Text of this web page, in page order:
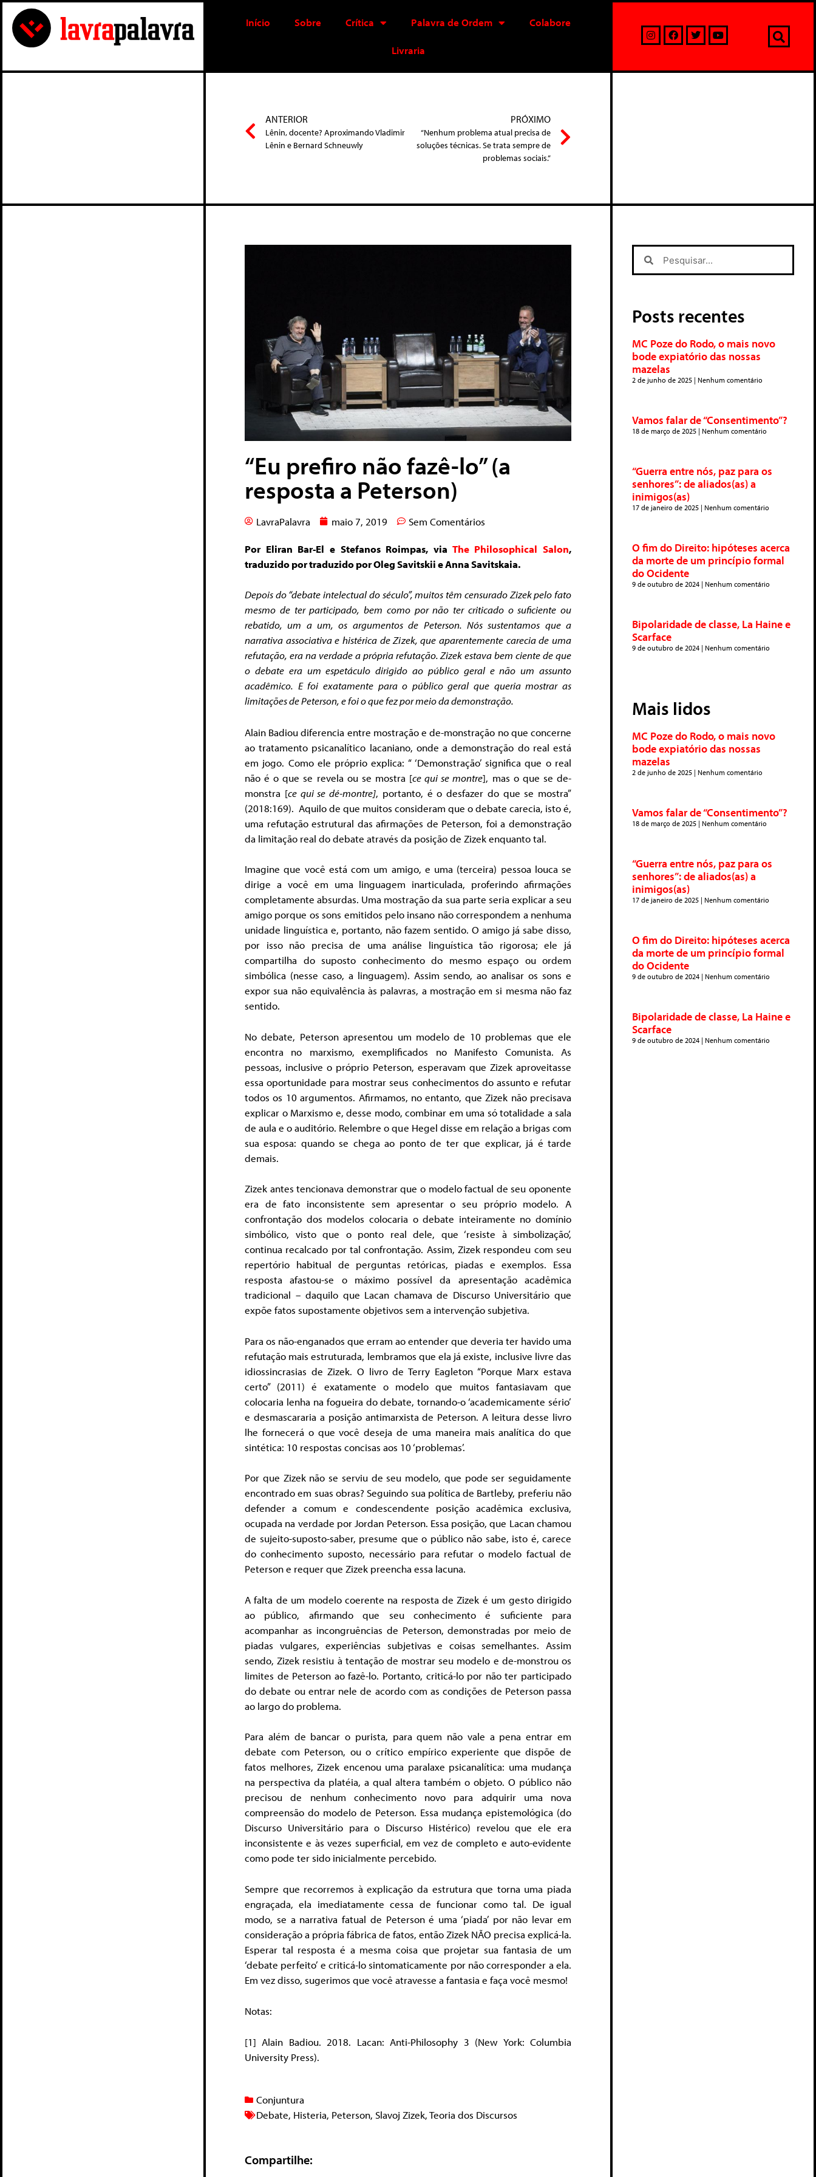
Início Sobre Crítica Palavra de Ordem Colabore
Livraria
ANTERIOR
Lênin, docente? Aproximando Vladimir
Lênin e Bernard Schneuwly
PRÓXIMO
“Nenhum problema atual precisa de
soluções técnicas. Se trata sempre de
problemas sociais.”
“Eu prefiro não fazê-lo” (a
resposta a Peterson)
LavraPalavra maio 7, 2019 Sem Comentários
Por Eliran Bar-El e Stefanos Roimpas, via The Philosophical Salon,
traduzido por traduzido por Oleg Savitskii e Anna Savitskaia.
Depois do “debate intelectual do século”, muitos têm censurado Zizek pelo fato
mesmo de ter participado, bem como por não ter criticado o suficiente ou
rebatido, um a um, os argumentos de Peterson. Nós sustentamos que a
narrativa associativa e histérica de Zizek, que aparentemente carecia de uma
refutação, era na verdade a própria refutação. Zizek estava bem ciente de que
o debate era um espetáculo dirigido ao público geral e não um assunto
acadêmico. E foi exatamente para o público geral que queria mostrar as
limitações de Peterson, e foi o que fez por meio da demonstração.
Alain Badiou diferencia entre mostração e de-monstração no que concerne
ao tratamento psicanalítico lacaniano, onde a demonstração do real está
em jogo. Como ele próprio explica: “ ‘Demonstração’ significa que o real
não é o que se revela ou se mostra [ce qui se montre], mas o que se de-
monstra [ce qui se dé-montre], portanto, é o desfazer do que se mostra”
(2018:169). Aquilo de que muitos consideram que o debate carecia, isto é,
uma refutação estrutural das afirmações de Peterson, foi a demonstração
da limitação real do debate através da posição de Zizek enquanto tal.
Imagine que você está com um amigo, e uma (terceira) pessoa louca se
dirige a você em uma linguagem inarticulada, proferindo afirmações
completamente absurdas. Uma mostração da sua parte seria explicar a seu
amigo porque os sons emitidos pelo insano não correspondem a nenhuma
unidade linguística e, portanto, não fazem sentido. O amigo já sabe disso,
por isso não precisa de uma análise linguística tão rigorosa; ele já
compartilha do suposto conhecimento do mesmo espaço ou ordem
simbólica (nesse caso, a linguagem). Assim sendo, ao analisar os sons e
expor sua não equivalência às palavras, a mostração em si mesma não faz
sentido.
No debate, Peterson apresentou um modelo de 10 problemas que ele
encontra no marxismo, exemplificados no Manifesto Comunista. As
pessoas, inclusive o próprio Peterson, esperavam que Zizek aproveitasse
essa oportunidade para mostrar seus conhecimentos do assunto e refutar
todos os 10 argumentos. Afirmamos, no entanto, que Zizek não precisava
explicar o Marxismo e, desse modo, combinar em uma só totalidade a sala
de aula e o auditório. Relembre o que Hegel disse em relação a brigas com
sua esposa: quando se chega ao ponto de ter que explicar, já é tarde
demais.
Zizek antes tencionava demonstrar que o modelo factual de seu oponente
era de fato inconsistente sem apresentar o seu próprio modelo. A
confrontação dos modelos colocaria o debate inteiramente no domínio
simbólico, visto que o ponto real dele, que ‘resiste à simbolização’,
continua recalcado por tal confrontação. Assim, Zizek respondeu com seu
repertório habitual de perguntas retóricas, piadas e exemplos. Essa
resposta afastou-se o máximo possível da apresentação acadêmica
tradicional – daquilo que Lacan chamava de Discurso Universitário que
expõe fatos supostamente objetivos sem a intervenção subjetiva.
Para os não-enganados que erram ao entender que deveria ter havido uma
refutação mais estruturada, lembramos que ela já existe, inclusive livre das
idiossincrasias de Zizek. O livro de Terry Eagleton “Porque Marx estava
certo” (2011) é exatamente o modelo que muitos fantasiavam que
colocaria lenha na fogueira do debate, tornando-o ‘academicamente sério’
e desmascararia a posição antimarxista de Peterson. A leitura desse livro
lhe fornecerá o que você deseja de uma maneira mais analítica do que
sintética: 10 respostas concisas aos 10 ‘problemas’.
Por que Zizek não se serviu de seu modelo, que pode ser seguidamente
encontrado em suas obras? Seguindo sua política de Bartleby, preferiu não
defender a comum e condescendente posição acadêmica exclusiva,
ocupada na verdade por Jordan Peterson. Essa posição, que Lacan chamou
de sujeito-suposto-saber, presume que o público não sabe, isto é, carece
do conhecimento suposto, necessário para refutar o modelo factual de
Peterson e requer que Zizek preencha essa lacuna.
A falta de um modelo coerente na resposta de Zizek é um gesto dirigido
ao público, afirmando que seu conhecimento é suficiente para
acompanhar as incongruências de Peterson, demonstradas por meio de
piadas vulgares, experiências subjetivas e coisas semelhantes. Assim
sendo, Zizek resistiu à tentação de mostrar seu modelo e de-monstrou os
limites de Peterson ao fazê-lo. Portanto, criticá-lo por não ter participado
do debate ou entrar nele de acordo com as condições de Peterson passa
ao largo do problema.
Para além de bancar o purista, para quem não vale a pena entrar em
debate com Peterson, ou o crítico empírico experiente que dispõe de
fatos melhores, Zizek encenou uma paralaxe psicanalítica: uma mudança
na perspectiva da platéia, a qual altera também o objeto. O público não
precisou de nenhum conhecimento novo para adquirir uma nova
compreensão do modelo de Peterson. Essa mudança epistemológica (do
Discurso Universitário para o Discurso Histérico) revelou que ele era
inconsistente e às vezes superficial, em vez de completo e auto-evidente
como pode ter sido inicialmente percebido.
Sempre que recorremos à explicação da estrutura que torna uma piada
engraçada, ela imediatamente cessa de funcionar como tal. De igual
modo, se a narrativa fatual de Peterson é uma ‘piada’ por não levar em
consideração a própria fábrica de fatos, então Zizek NÃO precisa explicá-la.
Esperar tal resposta é a mesma coisa que projetar sua fantasia de um
‘debate perfeito’ e criticá-lo sintomaticamente por não corresponder a ela.
Em vez disso, sugerimos que você atravesse a fantasia e faça você mesmo!
Notas:
[1] Alain Badiou. 2018. Lacan: Anti-Philosophy 3 (New York: Columbia
University Press).
Conjuntura
Debate, Histeria, Peterson, Slavoj Zizek,Teoria dos Discursos
Compartilhe:
Posts recentes
MC Poze do Rodo, o mais novo
bode expiatório das nossas
mazelas
2 de junho de 2025 Nenhum comentário
Vamos falar de “Consentimento”?
18 de março de 2025 Nenhum comentário
“Guerra entre nós, paz para os
senhores”: de aliados(as) a
inimigos(as)
17 de janeiro de 2025 Nenhum comentário
O fim do Direito: hipóteses acerca
da morte de um princípio formal
do Ocidente
9 de outubro de 2024 Nenhum comentário
Bipolaridade de classe, La Haine e
Scarface
9 de outubro de 2024 Nenhum comentário
Mais lidos
MC Poze do Rodo, o mais novo
bode expiatório das nossas
mazelas
2 de junho de 2025 Nenhum comentário
Vamos falar de “Consentimento”?
18 de março de 2025 Nenhum comentário
“Guerra entre nós, paz para os
senhores”: de aliados(as) a
inimigos(as)
17 de janeiro de 2025 Nenhum comentário
O fim do Direito: hipóteses acerca
da morte de um princípio formal
do Ocidente
9 de outubro de 2024 Nenhum comentário
Bipolaridade de classe, La Haine e
Scarface
9 de outubro de 2024 Nenhum comentário